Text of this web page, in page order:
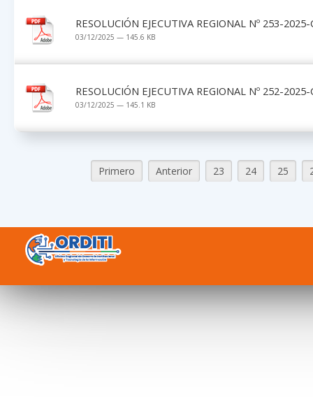
RESOLUCIÓN EJECUTIVA REGIONAL Nº 253-2025-
03/12/2025 — 145.6 KB
RESOLUCIÓN EJECUTIVA REGIONAL Nº 252-2025-
03/12/2025 — 145.1 KB
Primero Anterior 23 24 25